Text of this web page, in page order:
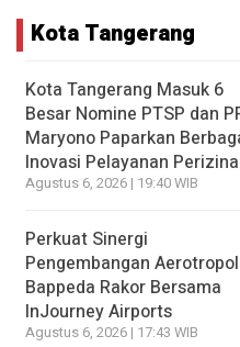
Kota Tangerang
Kota Tangerang Masuk 6
Besar Nomine PTSP dan
Maryono Paparkan
Inovasi Pelayanan
Agustus 6, 2026 | 19:40 WIB
Perkuat Sinergi
Pengembangan
Bappeda Rakor Bersama
InJourney Airports
Agustus 6, 2026 | 17:43 WIB